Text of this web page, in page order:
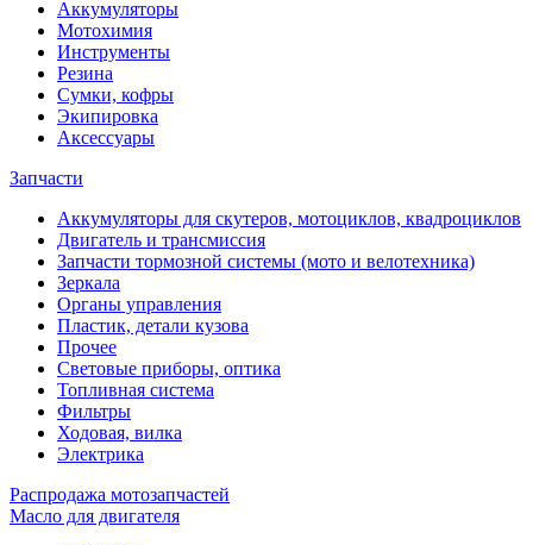
Аккумуляторы
Мотохимия
Инструменты
Резина
Сумки, кофры
Экипировка
Аксессуары
Запчасти
Аккумуляторы для скутеров, мотоциклов, квадроциклов
Двигатель и трансмиссия
Запчасти тормозной системы (мото и велотехника)
Зеркала
Органы управления
Пластик, детали кузова
Прочее
Световые приборы, оптика
Топливная система
Фильтры
Ходовая, вилка
Электрика
Распродажа мотозапчастей
Масло для двигателя